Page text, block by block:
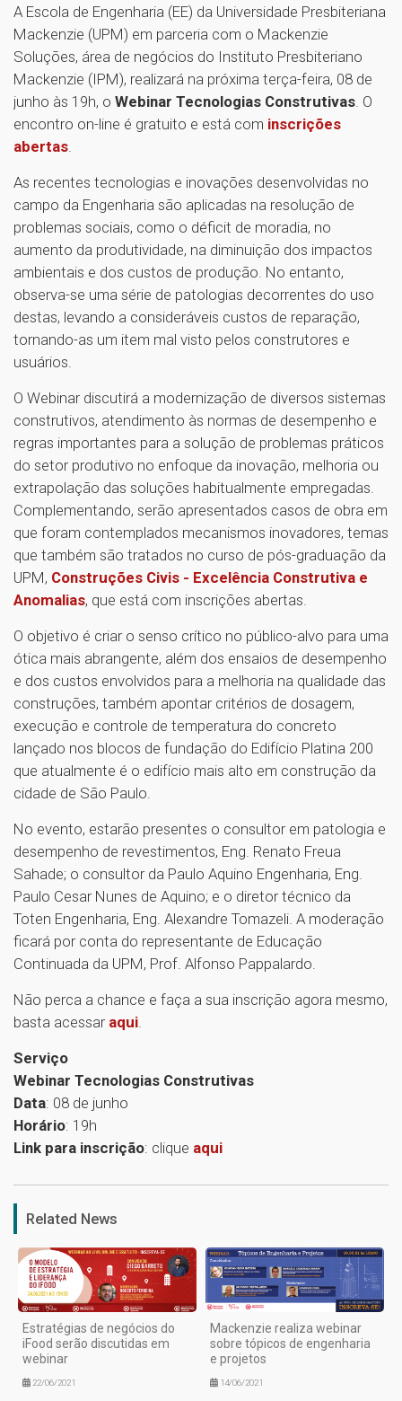
A Escola de Engenharia (EE) da Universidade Presbiteriana
Mackenzie (UPM) em parceria com o Mackenzie
Soluções, área de negócios do Instituto Presbiteriano
Mackenzie (IPM), realizará na próxima terça-feira, 08 de
junho às 19h, o Webinar Tecnologias Construtivas . O
encontro on-line é gratuito e está com inscrições
abertas
As recentes tecnologias e inovações desenvolvidas no
campo da Engenharia são aplicadas na resolução de
problemas sociais, como o déficit de moradia, no
aumento da produtividade, na diminuição dos impactos
ambientais e dos custos de produção. No entanto,
observa-se uma série de patologias decorrentes do uso
destas, levando a consideráveis custos de reparação,
tornando-as um item mal visto pelos construtores e
usuários.
O Webinar discutirá a modernização de diversos sistemas
construtivos, atendimento às normas de desempenho e
regras importantes para a solução de problemas práticos
do setor produtivo no enfoque da inovação, melhoria ou
extrapolação das soluções habitualmente empregadas.
Complementando, serão apresentados casos de obra em
que foram contemplados mecanismos inovadores, temas
que também são tratados no curso de pós-graduação da
UPM, Construções Civis - Excelência Construtiva e
Anomalias, que está com inscrições abertas.
O objetivo é criar o senso crítico no público-alvo para uma
ótica mais abrangente, além dos ensaios de desempenho
e dos custos envolvidos para a melhoria na qualidade das
construções, também apontar critérios de dosagem,
execução e controle de temperatura do concreto
lançado nos blocos de fundação do Edifício Platina 200
que atualmente é o edifício mais alto em construção da
cidade de São Paulo.
No evento, estarão presentes o consultor em patologia e
desempenho de revestimentos, Eng. Renato Freua
Sahade; o consultor da Paulo Aquino Engenharia, Eng.
Paulo Cesar Nunes de Aquino; e o diretor técnico da
Toten Engenharia, Eng. Alexandre Tomazeli. A moderação
ficará por conta do representante de Educação
Continuada da UPM, Prof. Alfonso Pappalardo.
Não perca a chance e faça a sua inscrição agora mesmo,
basta acessar aqui
Serviço
Webinar Tecnologias Construtivas
Data: 08 de junho
Horário: 19h
Link para inscrição: clique aqui
1
Related News
Estratégias de negócios do
iFood serão discutidas em
webinar
22/06/2021
Mackenzie realiza webinar
sobre tópicos de engenharia
e projetos
14/06/2021